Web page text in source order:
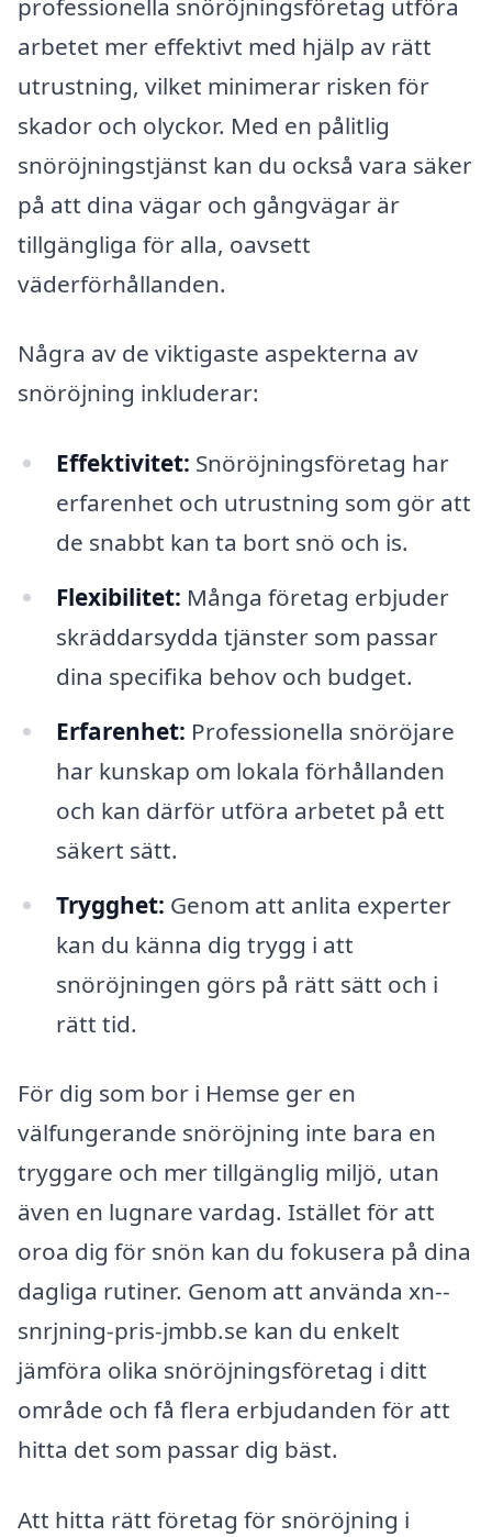
arbetet mer effektivt med hjälp av rätt
utrustning, vilket minimerar risken för
skador och olyckor. Med en pålitlig
snöröjningstjänst kan du också vara säker
på att dina vägar och gångvägar är
tillgängliga för alla, oavsett
väderförhållanden.
Några av de viktigaste aspekterna av
snöröjning inkluderar:
Effektivitet: Snöröjningsföretag har
erfarenhet och utrustning som gör att
de snabbt kan ta bort snö och is.
Flexibilitet: Många företag erbjuder
skräddarsydda tjänster som passar
dina specifika behov och budget.
Erfarenhet: Professionella snöröjare
har kunskap om lokala förhållanden
och kan därför utföra arbetet på ett
säkert sätt.
Trygghet: Genom att anlita experter
kan du känna dig trygg i att
snöröjningen görs på rätt sätt och i
rätt tid.
För dig som bor i Hemse ger en
välfungerande snöröjning inte bara en
tryggare och mer tillgänglig miljö, utan
även en lugnare vardag. Istället för att
oroa dig för snön kan du fokusera på dina
dagliga rutiner. Genom att använda xn--
snrjning-pris-jmbb.se kan du enkelt
jämföra olika snöröjningsföretag i ditt
område och få flera erbjudanden för att
hitta det som passar dig bäst.
Att hitta rätt företag för snöröjning i